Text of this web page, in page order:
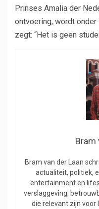
Prinses Amalia der
ontvoering, wordt
zegt: “Het is geen
Bram
Bram van der Laan
actualiteit, politiek,
entertainment en
verslaggeving,
die relevant zijn voor